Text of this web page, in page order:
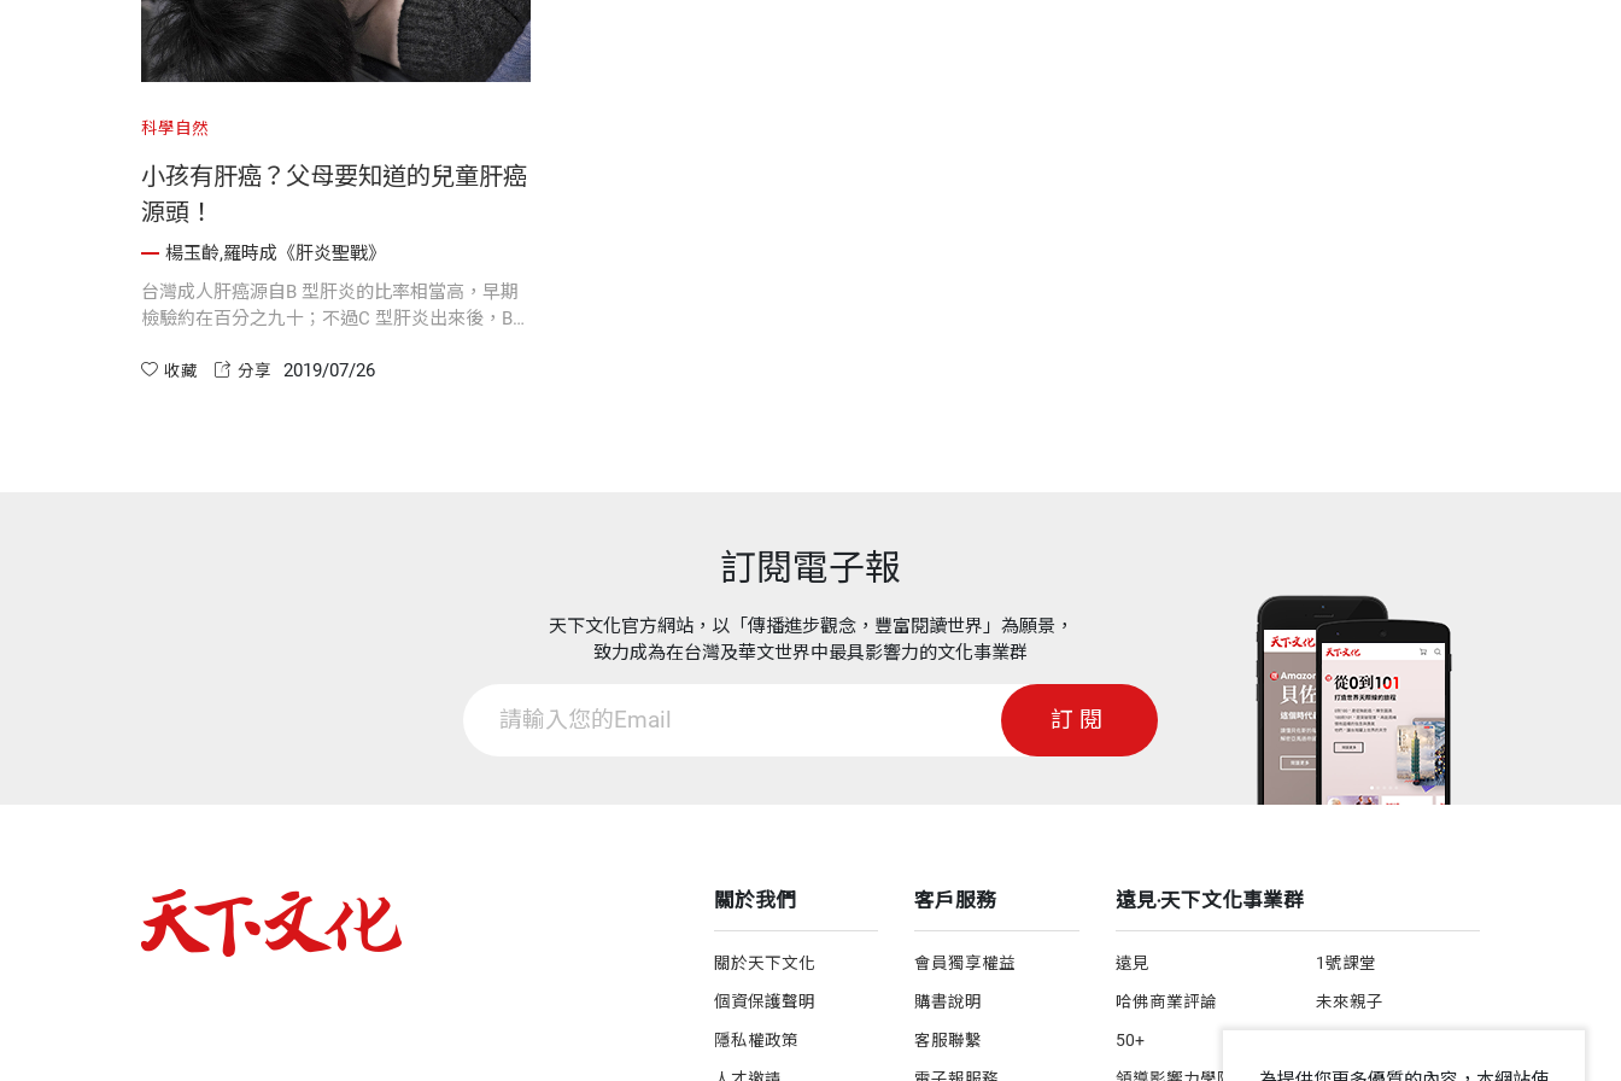
科學自然
小孩有肝癌？父母要知道的兒童肝癌
源頭！
楊玉齡,羅時成《肝炎聖戰》
台灣成人肝癌源自B 型肝炎的比率相當高，早期
檢驗約在百分之九十；不過C 型肝炎出來後，B
分之六十多。
收藏 分享 2019/07/26
訂閱電子報
天下文化官方網站，以「傳播進步觀念，豐富閱讀世界」為願景，
致力成為在台灣及華文世界中最具影響力的文化事業群
訂閱
關於我們
關於天下文化
個資保護聲明
隱私權政策
客戶服務
會員獨享權益
購書說明
客服聯繫
遠見‧天下文化事業群
遠見
哈佛商業評論
50+
1號課堂
未來親子